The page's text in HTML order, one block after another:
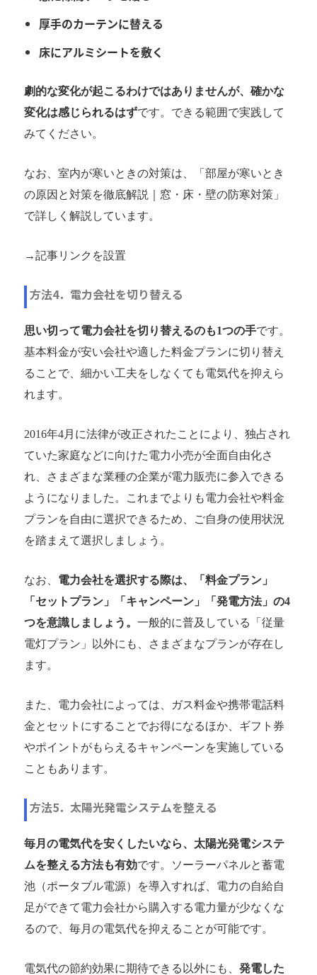
厚手のカーテンに替える
床にアルミシートを敷く
劇的な変化が起こるわけではありませんが、確かな
変化は感じられるはずです。できる範囲で実践して
みてください。
なお、室内が寒いときの対策は、「部屋が寒いとき
の原因と対策を徹底解説｜窓・床・壁の防寒対策」
で詳しく解説しています。
→記事リンクを設置
方法4．電力会社を切り替える
思い切って電力会社を切り替えるのも1つの手です。
基本料金が安い会社や適した料金プランに切り替え
ることで、細かい工夫をしなくても電気代を抑えら
れます。
2016年4月に法律が改正されたことにより、独占され
ていた家庭などに向けた電力小売が全面自由化さ
れ、さまざまな業種の企業が電力販売に参入できる
ようになりました。これまでよりも電力会社や料金
プランを自由に選択できるため、ご自身の使用状況
を踏まえて選択しましょう。
なお、 電力会社を選択する際は、「料金プラン」
「セットプラン」「キャンペーン」「発電方法」の4
つを意識しましょう。 一般的に普及している「​​従量
電灯プラン」以外にも、さまざまなプランが存在し
ます。
また、電力会社によっては、ガス料金や携帯電話料
金とセットにすることでお得になるほか、ギフト券
やポイントがもらえるキャンペーンを実施している
こともあります。
方法5．太陽光発電システムを整える
毎月の電気代を安くしたいなら、太陽光発電システ
ムを整える方法も有効です。ソーラーパネルと蓄電
池（ポータブル電源）を導入すれば、電力の自給自
足ができて電力会社から購入する電力量が少なくな
るので、毎月の電気代を抑えることが可能です。
電気代の節約効果に期待できる以外にも、 発電した